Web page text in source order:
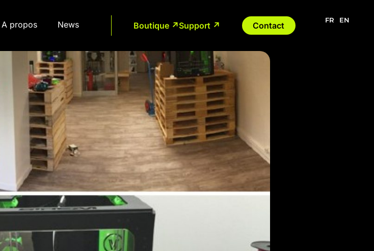
A propos News Boutique ↗Support ↗ Contact
FR EN